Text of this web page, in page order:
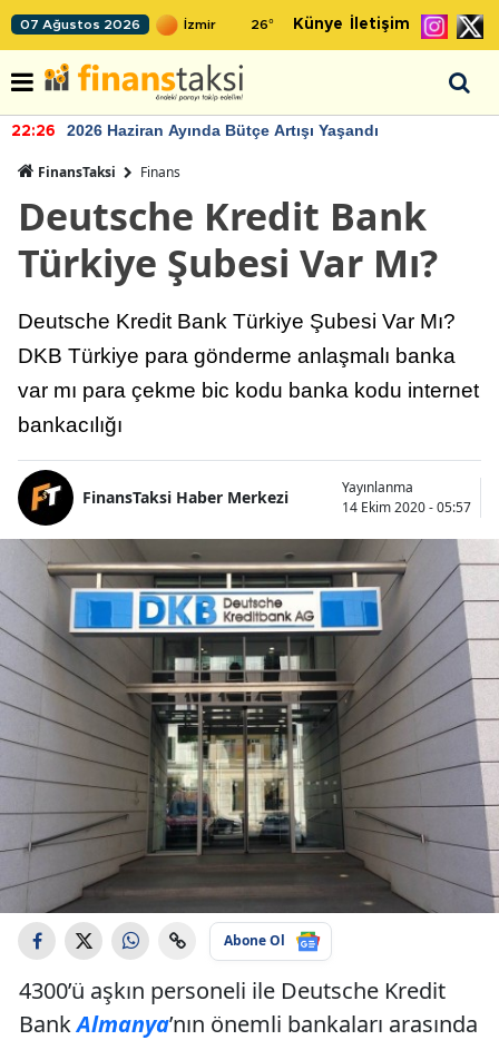
07 Ağustos 2026 26° Künye İletişim
22:26 2026 Haziran Ayında Bütçe Artışı Yaşandı
FinansTaksi Finans
Deutsche Kredit Bank
Türkiye Şubesi Var Mı?
Deutsche Kredit Bank Türkiye Şubesi Var Mı?
DKB Türkiye para gönderme anlaşmalı banka
var mı para çekme bic kodu banka kodu internet
bankacılığı
FinansTaksi Haber Merkezi
Yayınlanma
14 Ekim 2020 - 05:57
Abone Ol
4300’ü aşkın personeli ile Deutsche Kredit
BankAlmanya’nın önemli bankaları arasında